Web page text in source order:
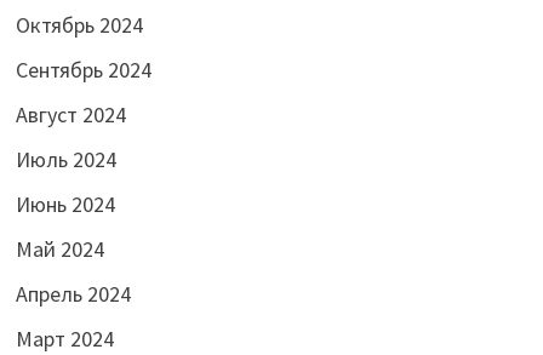
Октябрь 2024
Сентябрь 2024
Август 2024
Июль 2024
Июнь 2024
Май 2024
Апрель 2024
Март 2024